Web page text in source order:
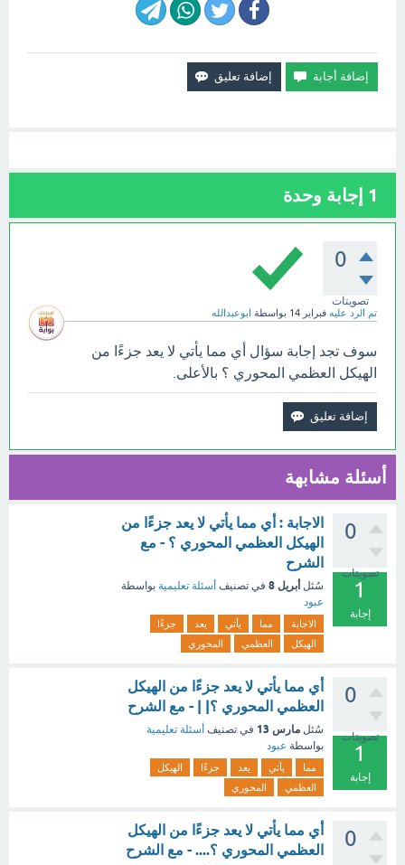
1 إجابة وحدة
0
تصويتات
تم الرد عليه فبراير 14 بواسطة ابوعبدالله
سوف تجد إجابة سؤال أي مما يأتي لا يعد جزءًا من
الهيكل العظمي المحوري ؟ بالأعلى.
أسئلة مشابهة
0
تصويتات
1
إجابة
الاجابة : أي مما يأتي لا يعد جزءًا من
الهيكل العظمي المحوري ؟ - مع
الشرح
سُئل أبريل 8 في تصنيف أسئلة تعليمية بواسطة
عبود
الاجابة مما يأتي يعد
جزءًا
الهيكل
العظمي المحوري
0
تصويتات
1
إجابة
أي مما يأتي لا يعد جزءًا من الهيكل
العظمي المحوري ؟| | - مع الشرح
سُئل مارس 13 في تصنيف أسئلة تعليمية
بواسطة عبود
مما يأتي يعد جزءًا
الهيكل
العظمي
المحوري
0
أي مما يأتي لا يعد جزءًا من الهيكل
العظمي المحوري ؟.... - مع الشرح